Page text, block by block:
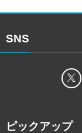
SNS
ピックアップ